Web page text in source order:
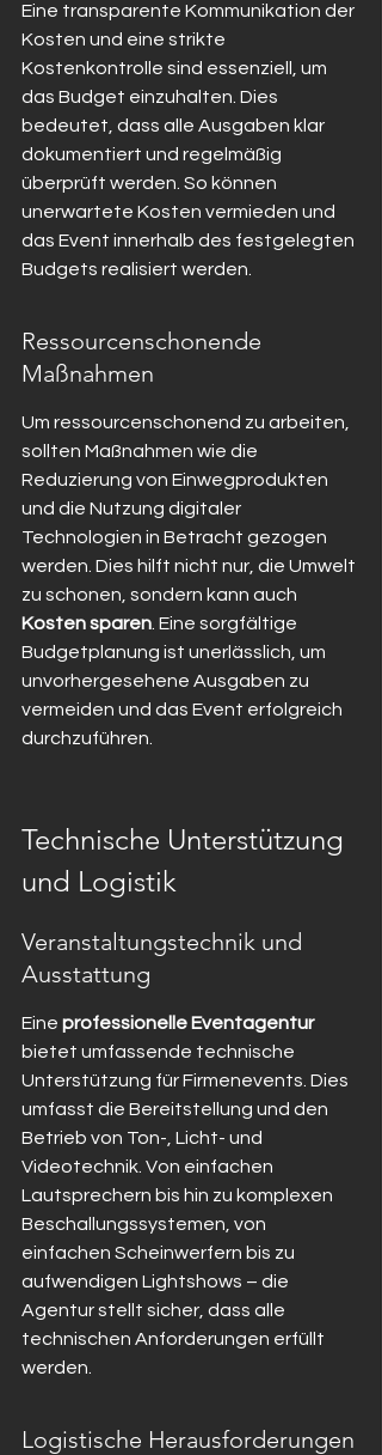
Eine transparente Kommunikation der
Kosten und eine strikte
Kostenkontrolle sind essenziell, um
das Budget einzuhalten. Dies
bedeutet, dass alle Ausgaben klar
dokumentiert und regelmäßig
überprüft werden. So können
unerwartete Kosten vermieden und
das Event innerhalb des festgelegten
Budgets realisiert werden.
Ressourcenschonende
Maßnahmen
Um ressourcenschonend zu arbeiten,
sollten Maßnahmen wie die
Reduzierung von Einwegprodukten
und die Nutzung digitaler
Technologien in Betracht gezogen
werden. Dies hilft nicht nur, die Umwelt
zu schonen, sondern kann auch
Kosten sparen . Eine sorgfältige
Budgetplanung ist unerlässlich, um
unvorhergesehene Ausgaben zu
vermeiden und das Event erfolgreich
durchzuführen.
Technische Unterstützung
und Logistik
Veranstaltungstechnik und
Ausstattung
Eine professionelle Eventagentur
bietet umfassende technische
Unterstützung für Firmenevents. Dies
umfasst die Bereitstellung und den
Betrieb von Ton-, Licht- und
Videotechnik. Von einfachen
Lautsprechern bis hin zu komplexen
Beschallungssystemen, von
einfachen Scheinwerfern bis zu
aufwendigen Lightshows – die
Agentur stellt sicher, dass alle
technischen Anforderungen erfüllt
werden.
Logistische Herausforderungen